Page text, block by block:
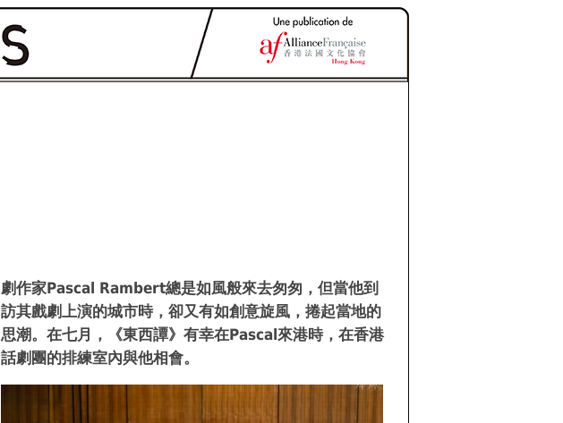
劇作家Pascal Rambert總是如風般來去匆匆，但當他到
訪其戲劇上演的城市時，卻又有如創意旋風，捲起當地的
思潮。在七月，《東西譚》有幸在Pascal來港時，在香港
話劇團的排練室內與他相會。